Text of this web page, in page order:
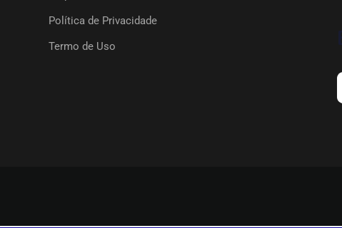
Política de Privacidade
Termo de Uso